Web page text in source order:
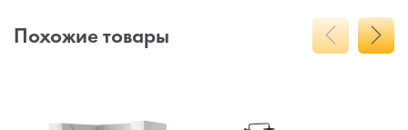
Похожие товары